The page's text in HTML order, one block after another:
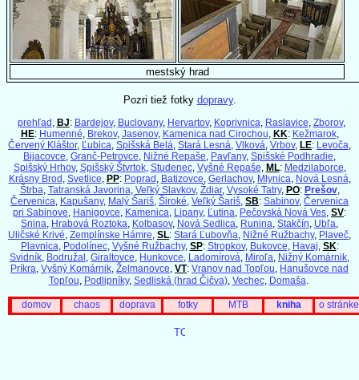
mestský hrad
Pozri tiež fotky dopravy.
prehľad , BJ: Bardejov, Buclovany, Hervartov, Koprivnica, Raslavice, Zborov,
HE: Humenné, Brekov, Jasenov, Kamenica nad Cirochou, KK: Kežmarok,
Červený Kláštor, Ľubica, Spišská Belá, Stará Lesná, Vlková, Vrbov, LE: Levoča,
Bijacovce, Granč-Petrovce, Nižné Repaše, Pavľany, Spišské Podhradie,
Spišský Hrhov, Spišský Štvrtok, Studenec, Vyšné Repaše, ML: Medzilaborce,
Krásny Brod , Svetlice, PP: Poprad , Batizovce, Gerlachov, Mlynica, Nová Lesná,
Štrba, Tatranská Javorina, Veľký Slavkov, Ždiar, Vysoké Tatry, PO: Prešov,
Červenica, Kapušany, Malý Šariš, Široké, Veľký Šariš, SB: Sabinov, Červenica
pri Sabinove, Hanigovce, Kamenica, Lipany, Ľutina, Pečovská Nová Ves, SV:
Snina, Hrabová Roztoka, Kolbasov, Nová Sedlica, Runina, Stakčín, Ubľa,
Uličské Krivé, Zemplínske Hámre, SL: Stará Ľubovňa, Nižné Ružbachy, Plaveč,
Plavnica, Podolínec, Vyšné Ružbachy, SP: Stropkov, Bukovce, Havaj, SK:
Svidník, Bodružal , Giraltovce, Hunkovce, Ladomírová, Miroľa, Nižný Komárnik,
Príkra, Vyšný Komárnik, Želmanovce, VT: Vranov nad Topľou, Hanušovce nad
Topľou, Podlipníky, Sedliská (hrad Čičva), Vechec, Domaša.
domov chaos doprava fotky MTB kniha o stránke